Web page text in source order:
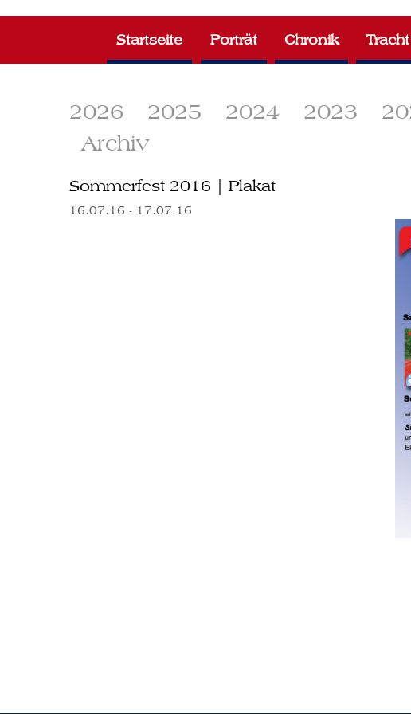
2026 2025 2024 2023
Archiv
Startseite Porträt Chronik Tracht
Sommerfest 2016 | Plakat
16.07.16 - 17.07.16